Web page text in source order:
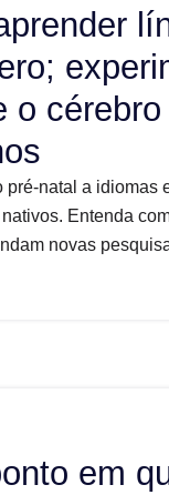
o
natal a idiomas
Entenda
novas
em